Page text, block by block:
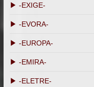
▶ -EXIGE-
▶ -EVORA-
▶ -EUROPA-
▶ -EMIRA-
▶ -ELETRE-